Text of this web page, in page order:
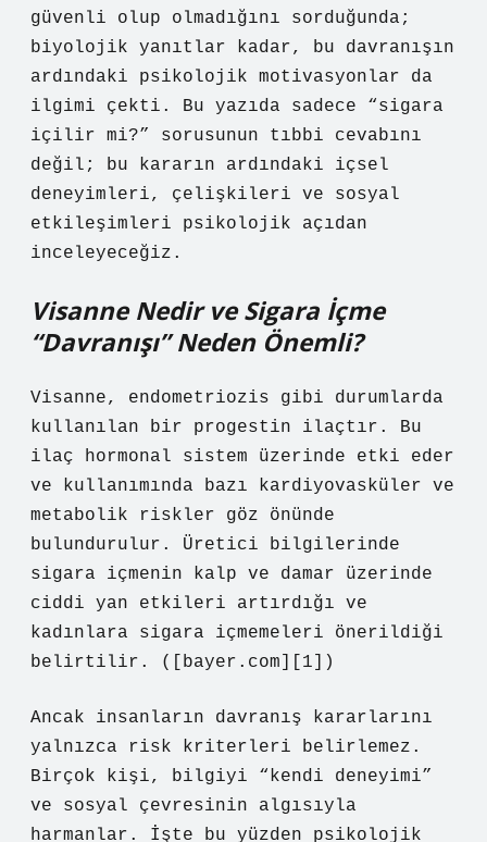
güvenli olup olmadığını sorduğunda;
biyolojik yanıtlar kadar, bu davranışın
ardındaki psikolojik motivasyonlar da
ilgimi çekti. Bu yazıda sadece “sigara
içilir mi?” sorusunun tıbbi cevabını
değil; bu kararın ardındaki içsel
deneyimleri, çelişkileri ve sosyal
etkileşimleri psikolojik açıdan
inceleyeceğiz.
Visanne Nedir ve Sigara İçme
“Davranışı” Neden Önemli?
Visanne, endometriozis gibi durumlarda
kullanılan bir progestin ilaçtır. Bu
ilaç hormonal sistem üzerinde etki eder
ve kullanımında bazı kardiyovasküler ve
metabolik riskler göz önünde
bulundurulur. Üretici bilgilerinde
sigara içmenin kalp ve damar üzerinde
ciddi yan etkileri artırdığı ve
kadınlara sigara içmemeleri önerildiği
belirtilir. ([bayer.com][1])
Ancak insanların davranış kararlarını
yalnızca risk kriterleri belirlemez.
Birçok kişi, bilgiyi “kendi deneyimi”
ve sosyal çevresinin algısıyla
harmanlar. İşte bu yüzden psikolojik